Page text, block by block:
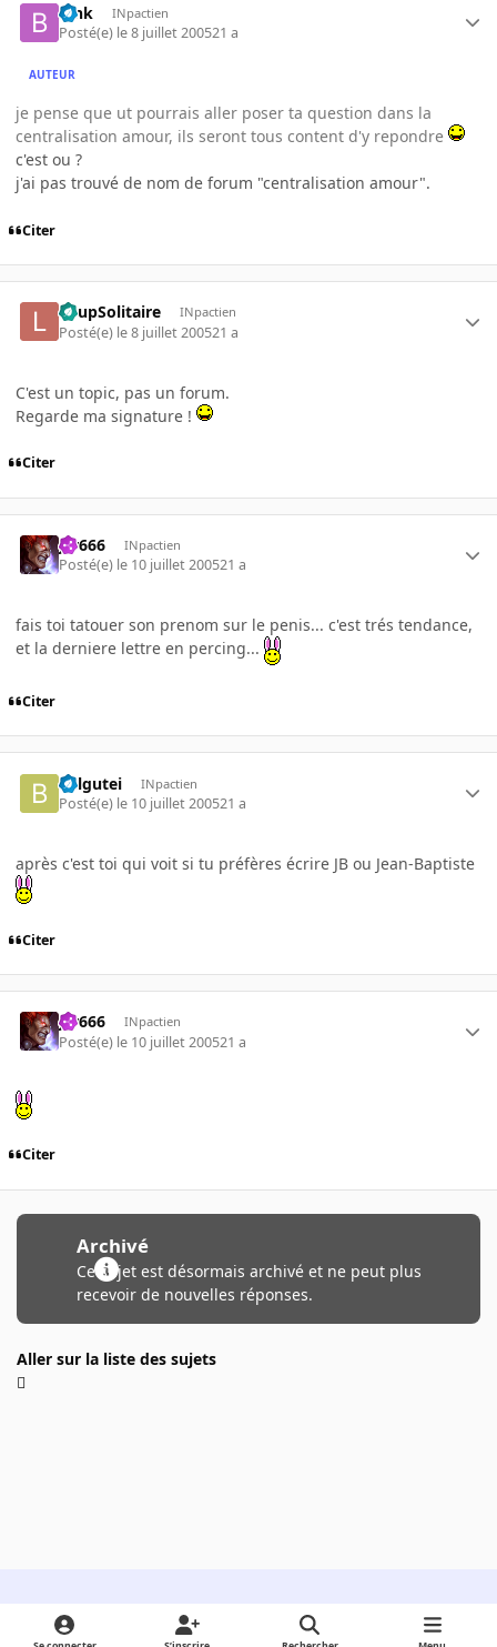
bink INpactien
Posté(e) le 8 juillet 200521 a
AUTEUR
je pense que ut pourrais aller poser ta question dans la
centralisation amour, ils seront tous content d'y repondre
c'est ou ?
j'ai pas trouvé de nom de forum "centralisation amour".
Citer
LoupSolitaire INpactien
Posté(e) le 8 juillet 200521 a
C'est un topic, pas un forum.
Regarde ma signature !
Citer
jer666 INpactien
Posté(e) le 10 juillet 200521 a
fais toi tatouer son prenom sur le penis... c'est trés tendance,
et la derniere lettre en percing...
Citer
belgutei INpactien
Posté(e) le 10 juillet 200521 a
après c'est toi qui voit si tu préfères écrire JB ou Jean-Baptiste
Citer
jer666 INpactien
Posté(e) le 10 juillet 200521 a
Citer
Archivé
Ce sujet est désormais archivé et ne peut plus
recevoir de nouvelles réponses.
Aller sur la liste des sujets
Light ModeDark ModeSystem Preference